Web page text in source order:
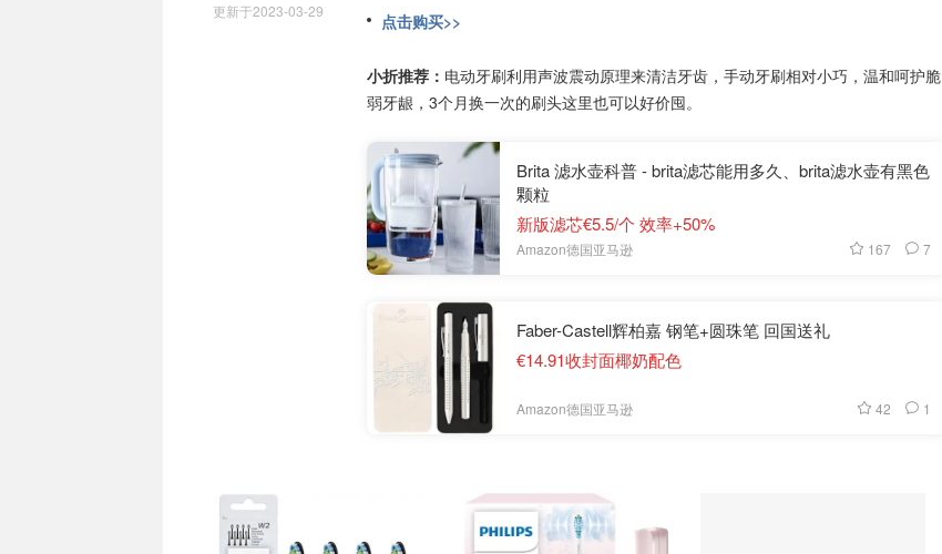
更新于2023-03-29 点击购买>>
小折推荐： 电动牙刷利用声波震动原理来清洁牙齿，手动牙刷相对小巧，温和呵护脆
弱牙龈，3个月换一次的刷头这里也可以好价囤。
Brita 滤水壶科普 - brita滤芯能用多久、brita滤水壶有黑色
颗粒
新版滤芯€5.5/个 效率+50%
Amazon德国亚马逊 167 7
Faber-Castell辉柏嘉 钢笔+圆珠笔 回国送礼
€14.91收封面椰奶配色
Amazon德国亚马逊 42 1